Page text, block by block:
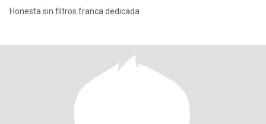
Honesta sin filtros franca dedicada